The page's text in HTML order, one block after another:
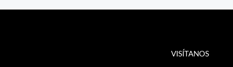
VISÍTANOS